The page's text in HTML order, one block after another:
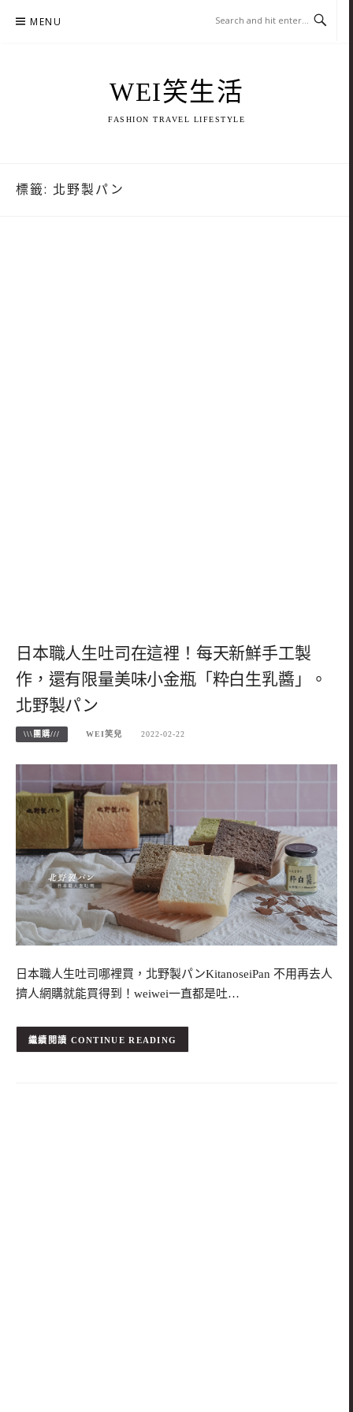
MENU
WEI笑生活
FASHION TRAVEL LIFESTYLE
標籤: 北野製パン
日本職人生吐司在這裡！每天新鮮手工製
作，還有限量美味小金瓶「粋白生乳醬」。
北野製パン
\\\團購/// WEI笑兒 2022-02-22
日本職人生吐司哪裡買，北野製パンKitanoseiPan 不用再去人
擠人網購就能買得到！weiwei一直都是吐…
CONTINUE READING